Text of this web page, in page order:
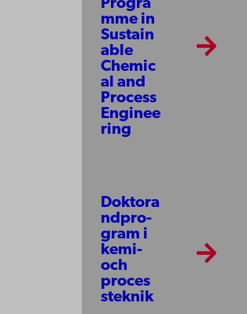
Progra
mme in
Sustain
able
Chemic
al and
Process
Enginee
ring
Doktora
nd­pro­
gram i
kemi-
och
proces
s­tek­nik